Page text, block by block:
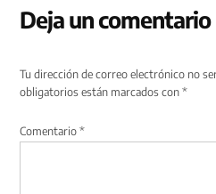
Deja un comentario
Tu dirección de correo electrónico no
obligatorios están marcados con*
Comentario*